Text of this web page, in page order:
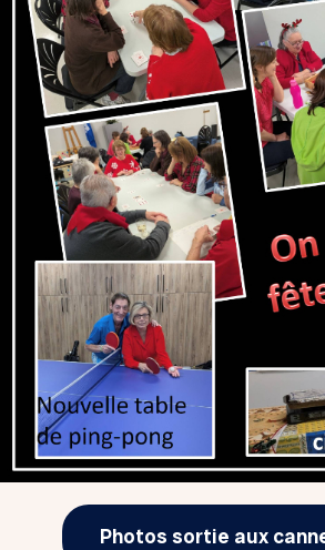
Photos sortie aux